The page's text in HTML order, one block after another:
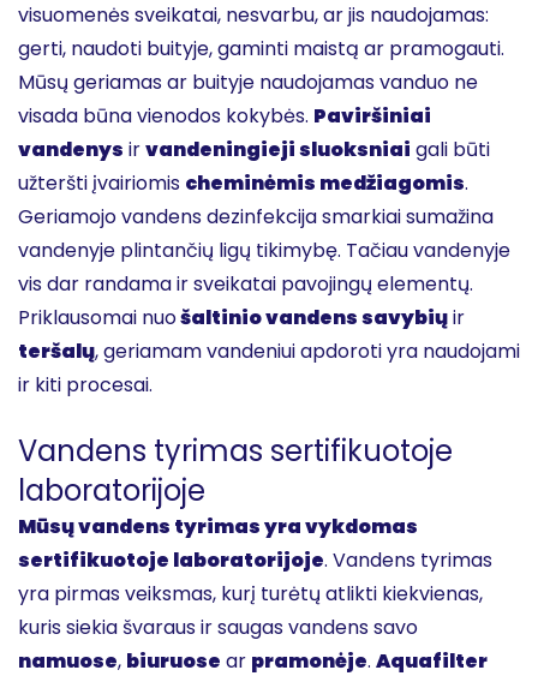
visuomenės sveikatai, nesvarbu, ar jis naudojamas:
gerti, naudoti buityje, gaminti maistą ar pramogauti.
Mūsų geriamas ar buityje naudojamas vanduo ne
visada būna vienodos kokybės. Paviršiniai
vandenys irvandeningieji sluoksniai gali būti
užteršti įvairiomis cheminėmis medžiagomis.
Geriamojo vandens dezinfekcija smarkiai sumažina
vandenyje plintančių ligų tikimybę. Tačiau vandenyje
vis dar randama ir sveikatai pavojingų elementų.
Priklausomai nuošaltinio vandens savybiųir
teršalų, geriamam vandeniui apdoroti yra naudojami
ir kiti procesai.
Vandens tyrimas sertifikuotoje
laboratorijoje
Mūsų vandens tyrimas yra vykdomas
sertifikuotoje laboratorijoje. Vandens tyrimas
yra pirmas veiksmas, kurį turėtų atlikti kiekvienas,
kuris siekia švaraus ir saugas vandens savo
namuose, biuruose ar pramonėje. Aquafilter